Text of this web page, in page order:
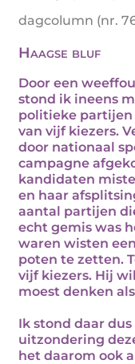
dagcolumn (nr.
Haagse bluf
Door een
stond ik ineens
politieke partijen
van vijf kiezers.
door nationaal
campagne
kandidaten
en haar
aantal partijen
echt gemis was
waren wisten
poten te zetten.
vijf kiezers. Hij
moest denken
Ik stond daar
uitzondering
het daarom ook